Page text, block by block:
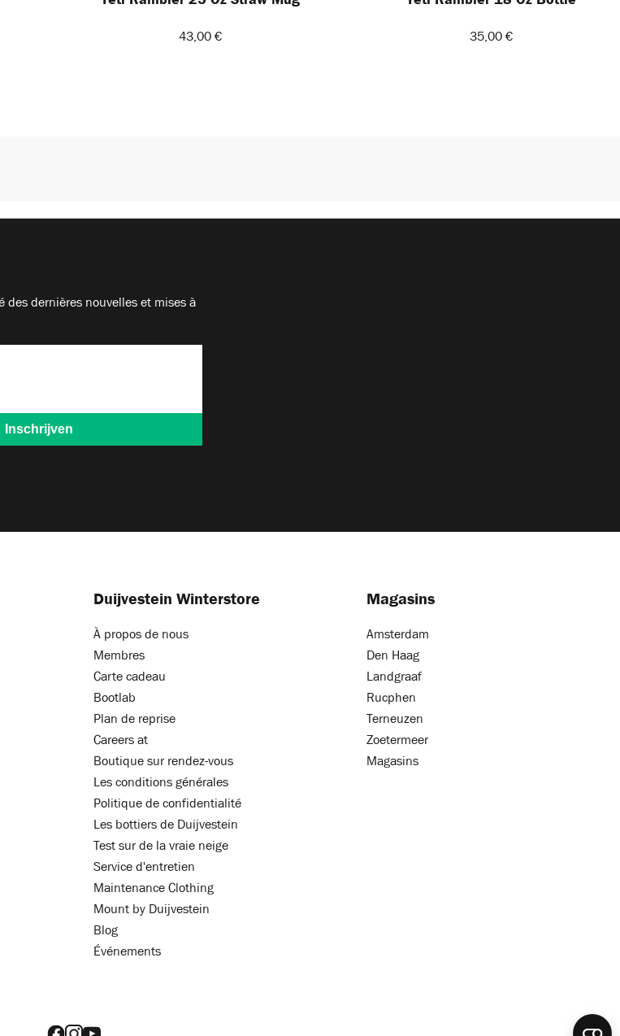
43,00 € 35,00 €
des dernières nouvelles et mises à
Duijvestein Winterstore
À propos de nous
Membres
Carte cadeau
Bootlab
Plan de reprise
Careers at
Boutique sur rendez-vous
Les conditions générales
Politique de confidentialité
Les bottiers de Duijvestein
Test sur de la vraie neige
Service d'entretien
Maintenance Clothing
Mount by Duijvestein
Blog
Événements
Magasins
Amsterdam
Den Haag
Landgraaf
Rucphen
Terneuzen
Zoetermeer
Magasins